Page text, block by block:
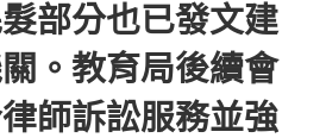
部分也已發文建
。教育局後續會
師訴訟服務並強